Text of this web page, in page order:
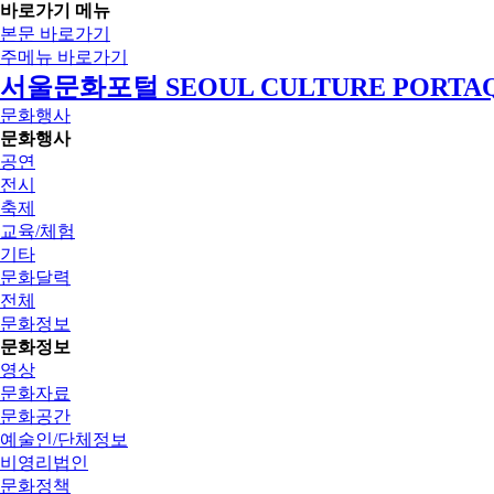
바로가기 메뉴
본문 바로가기
주메뉴 바로가기
서울문화포털 SEOUL CULTURE
문화행사
문화행사
공연
전시
축제
교육/체험
기타
문화달력
전체
문화정보
문화정보
영상
문화자료
문화공간
예술인/단체정보
비영리법인
문화정책